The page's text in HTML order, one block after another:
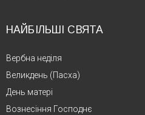
НАЙБІЛЬШІ СВЯТА
Вербна неділя
Великдень (Пасха)
День матері
Вознесіння Господнє